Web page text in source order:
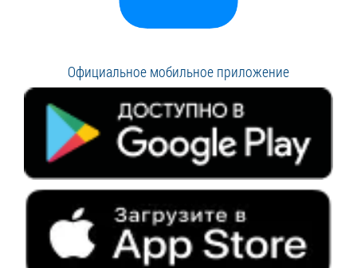
Официальное мобильное приложение